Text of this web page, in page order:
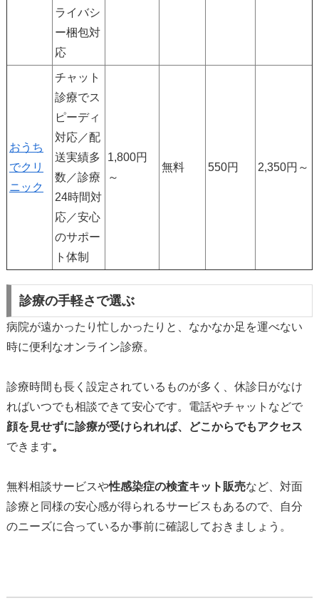
ライバシ
ー梱包対
応
おうち
でクリ
ニック
チャット
診療でス
ピーディ
対応／配
送実績多
数／診療
24時間対
応／安心
のサポー
ト体制
1,800円
～
無料 550円 2,350円～
診療の手軽さで選ぶ
病院が遠かったり忙しかったりと、なかなか足を運べない
時に便利なオンライン診療。
診療時間も長く設定されているものが多く、休診日がなけ
ればいつでも相談できて安心です。電話やチャットなどで
顔を見せずに診療が受けられれば、どこからでもアクセス
できます。
無料相談サービスや性感染症の検査キット販売など、対面
診療と同様の安心感が得られるサービスもあるので、自分
のニーズに合っているか事前に確認しておきましょう。